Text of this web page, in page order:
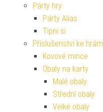
Párty hry
Párty Alias
Tipni si
Příslušenství ke hrám
Kovové mince
Obaly na karty
Malé obaly
Střední obaly
Velké obaly